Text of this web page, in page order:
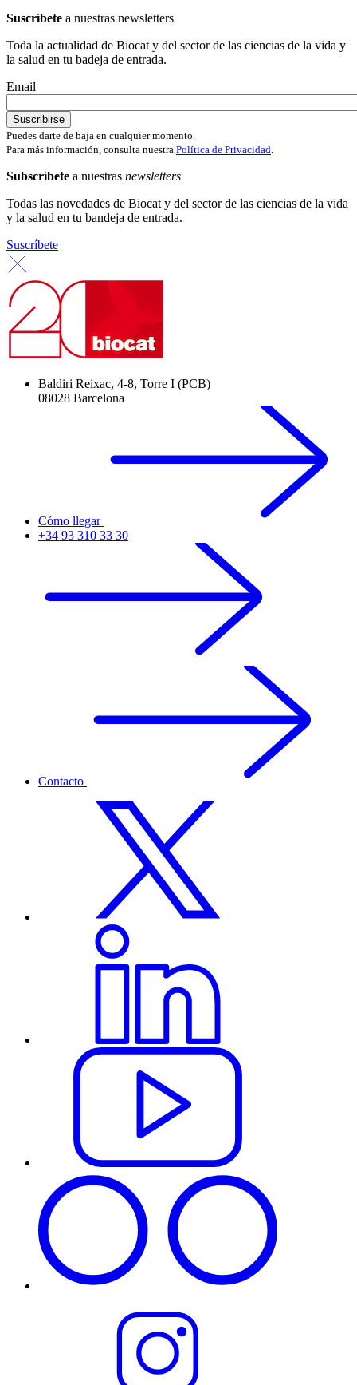
Suscríbete a nuestras newsletters
Toda la actualidad de Biocat y del sector de las ciencias de la vida y
la salud en tu badeja de entrada.
Email
Puedes darte de baja en cualquier momento.
Para más información, consulta nuestra Política de Privacidad.
Subscríbete a nuestras newsletters
Todas las novedades de Biocat y del sector de las ciencias de la vida
y la salud en tu bandeja de entrada.
Suscríbete
Baldiri Reixac, 4-8, Torre I (PCB)
08028 Barcelona
Cómo llegar
+34 93 310 33 30
Contacto